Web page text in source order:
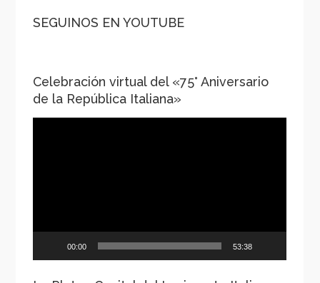
SEGUINOS EN YOUTUBE
Celebración virtual del «75° Aniversario
de la República Italiana»
00:00 53:38